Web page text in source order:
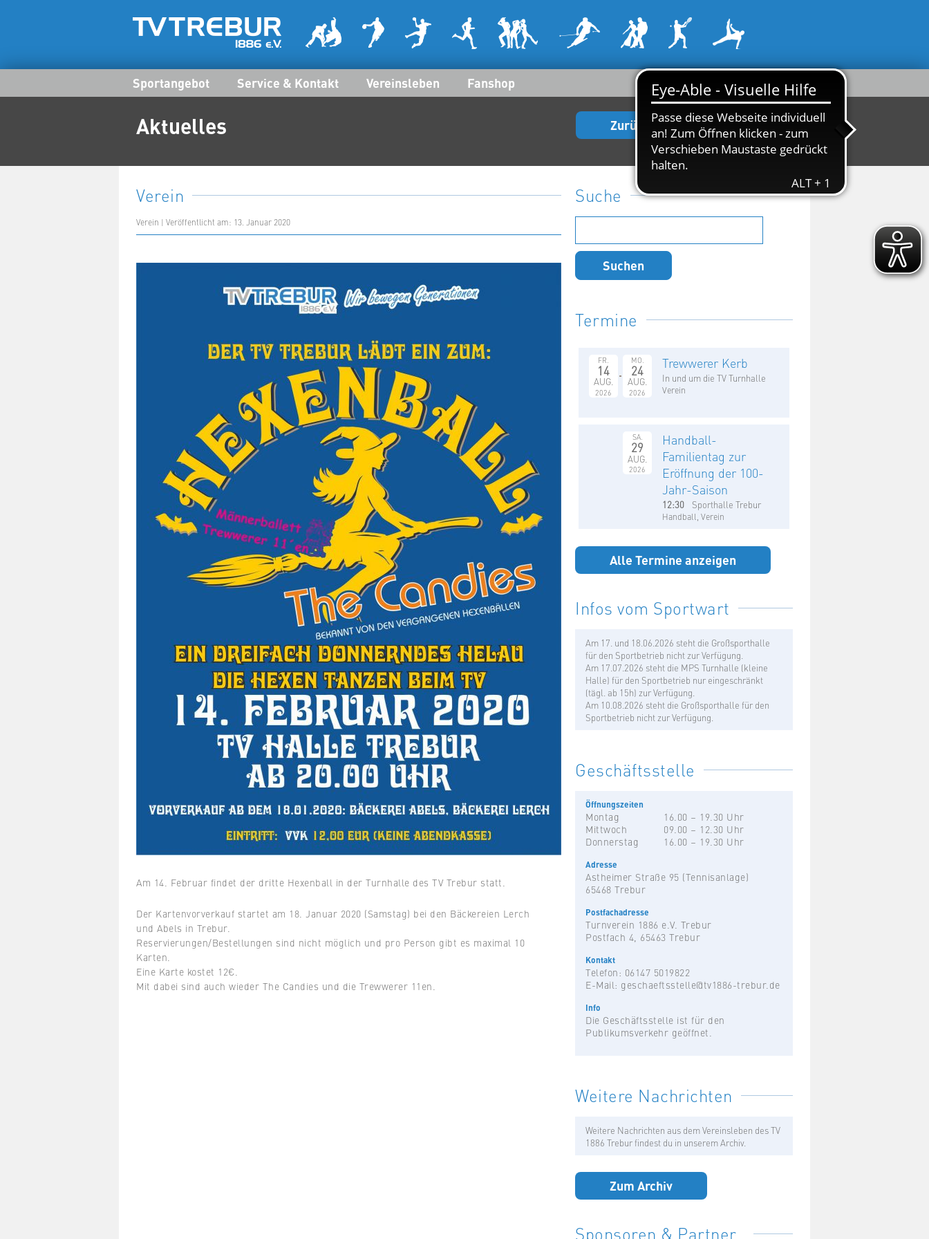
Sportangebot Service & Kontakt Vereinsleben Fanshop
Aktuelles Zurück zur Startseite
Verein
Verein | Veröffentlicht am: 13. Januar 2020
Am 14. Februar findet der dritte Hexenball in der Turnhalle des TV Trebur statt.
Der Kartenvorverkauf startet am 18. Januar 2020 (Samstag) bei den Bäckereien Lerch
und Abels in Trebur.
Reservierungen/Bestellungen sind nicht möglich und pro Person gibt es maximal 10
Karten.
Eine Karte kostet 12€.
Mit dabei sind auch wieder The Candies und die Trewwerer 11en.
Suche
nach:
Termine
FR.
14
AUG.
2026
MO.
24
AUG.
2026
Trewwerer Kerb
In und um die TV Turnhalle
Verein
SA.
29
AUG.
2026
Handball-
Familientag zur
Eröffnung der 100-
Jahr-Saison
12:30 Sporthalle Trebur
Handball, Verein
Alle Termine anzeigen
Infos vom Sportwart
Am 17. und 18.06.2026 steht die Großsporthalle
für den Sportbetrieb nicht zur Verfügung.
Am 17.07.2026 steht die MPS Turnhalle (kleine
Halle) für den Sportbetrieb nur eingeschränkt
(tägl. ab 15h) zur Verfügung.
Am 10.08.2026 steht die Großsporthalle für den
Sportbetrieb nicht zur Verfügung.
Geschäftsstelle
Öffnungszeiten
Montag
16.00 – 19.30 Uhr
Mittwoch
09.00 – 12.30 Uhr
Donnerstag
16.00 – 19.30 Uhr
Adresse
Astheimer Straße 95 (Tennisanlage)
65468 Trebur
Postfachadresse
Turnverein 1886 e.V. Trebur
Postfach 4, 65463 Trebur
Kontakt
Telefon: 06147 5019822
E-Mail: geschaeftsstelle@tv1886-trebur.de
Info
Die Geschäftsstelle ist für den
Publikumsverkehr geöffnet.
Weitere Nachrichten
Weitere Nachrichten aus dem Vereinsleben des TV
1886 Trebur findest du in unserem Archiv.
Zum Archiv
Sponsoren & Partner